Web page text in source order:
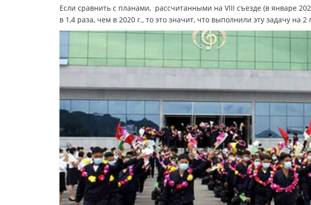
Если сравнить с планами, рассчитанными на VIII съезде (в январе
в 1,4 раза, чем в 2020 г., то это значит, что выполнили эту задачу на